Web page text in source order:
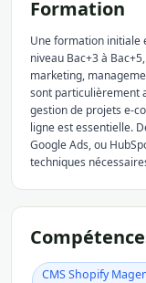
Formation
Une formation initiale
niveau Bac+3 à
marketing,
sont particulièrement
gestion de projets e-
ligne est essentielle.
Google Ads, ou
techniques
CMS Shopify